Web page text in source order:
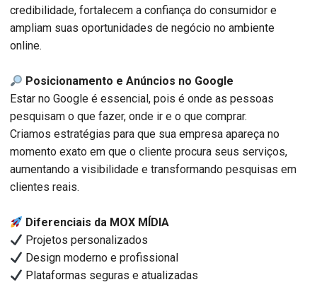
credibilidade, fortalecem a confiança do consumidor e
ampliam suas oportunidades de negócio no ambiente
online.
Posicionamento e Anúncios no Google
Estar no Google é essencial, pois é onde as pessoas
pesquisam o que fazer, onde ir e o que comprar.
Criamos estratégias para que sua empresa apareça no
momento exato em que o cliente procura seus serviços,
aumentando a visibilidade e transformando pesquisas em
clientes reais.
Diferenciais da MOX MÍDIA
Projetos personalizados
Design moderno e profissional
Plataformas seguras e atualizadas